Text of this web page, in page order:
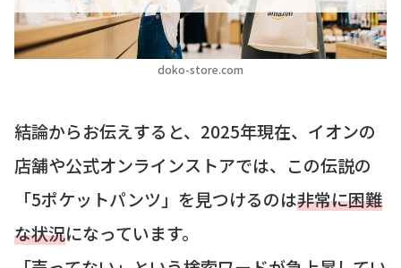
doko-store.com
結論からお伝えすると、2025年現在、イオンの
店舗や公式オンラインストアでは、この伝説の
「5ポケットパンツ」を見つけるのは非常に困難
な状況になっています。